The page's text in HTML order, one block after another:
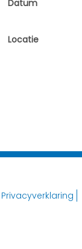
Datum
Locatie
Privacyverklaring